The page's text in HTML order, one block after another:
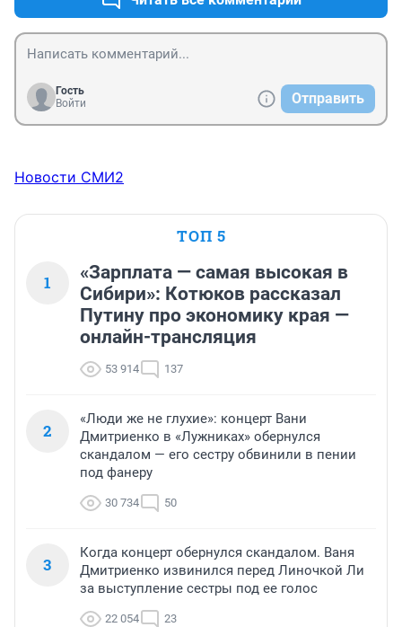
Гость
Войти
Отправить
Новости СМИ2
ТОП 5
1
«Зарплата — самая высокая в
Сибири»: Котюков рассказал
Путину про экономику края —
онлайн-трансляция
53 914 137
2
«Люди же не глухие»: концерт Вани
Дмитриенко в «Лужниках» обернулся
скандалом — его сестру обвинили в пении
под фанеру
30 734 50
3
Когда концерт обернулся скандалом. Ваня
Дмитриенко извинился перед Линочкой Ли
за выступление сестры под ее голос
22 054 23